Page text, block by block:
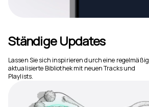
Ständige Updates
Lassen Sie sich inspirieren durch eine regelmäßig
aktualisierte Bibliothek mit neuen Tracks und
Playlists.